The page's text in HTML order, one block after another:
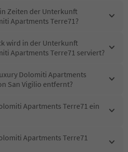
Zeiten der Unterkunft
Apartments Terre71?
wird in der Unterkunft
Apartments Terre71 serviert?
Dolomiti Apartments
San Vigilio entfernt?
Apartments Terre71 ein
Apartments Terre71